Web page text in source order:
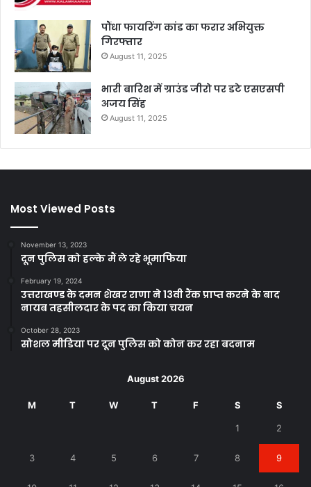
पौंधा फायरिंग कांड का फरार अभियुक्त
गिरफ्तार
August 11, 2025
भारी बारिश में ग्राउंड जीरो पर डटे एसएसपी
अजय सिंह
August 11, 2025
Most Viewed Posts
November 13, 2023
दून पुलिस को हल्के मैं ले रहे भूमाफिया
February 19, 2024
उत्तराखण्ड के दमन शेखर राणा ने 13वी रैंक प्राप्त करने के बाद
नायब तहसीलदार के पद का किया चयन
October 28, 2023
सोशल मीडिया पर दून पुलिस को कोन कर रहा बदनाम
August 2026
M T W T F S S
1 2
3 4 5 6 7 8 9